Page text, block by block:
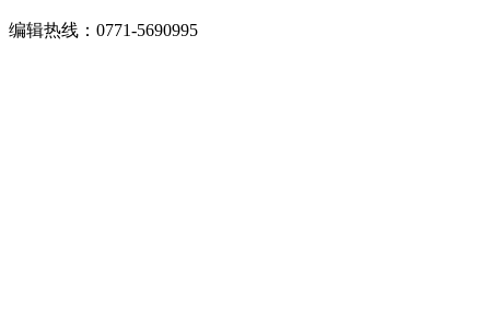
编辑热线：0771-5690995